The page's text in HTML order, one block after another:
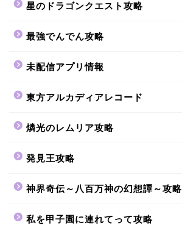
星のドラゴンクエスト攻略
最強でんでん攻略
未配信アプリ情報
東方アルカディアレコード
燐光のレムリア攻略
発見王攻略
神界奇伝～八百万神の幻想譚～攻略
私を甲子園に連れてって攻略